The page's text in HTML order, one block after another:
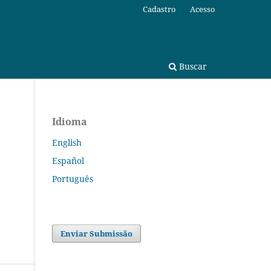
Buscar
Cadastro Acesso
Idioma
English
Español
Português
Enviar Submissão